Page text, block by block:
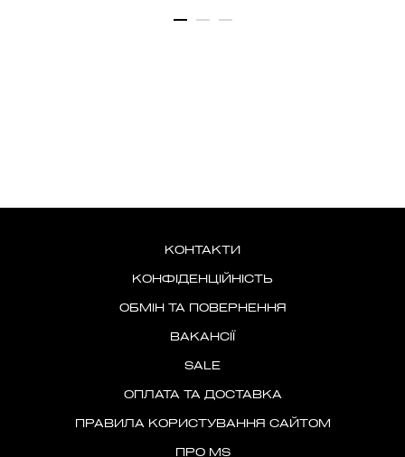
КОНТАКТИ
КОНФІДЕНЦІЙНІСТЬ
ОБМІН ТА ПОВЕРНЕННЯ
ВАКАНСІЇ
SALE
ОПЛАТА ТА ДОСТАВКА
ПРАВИЛА КОРИСТУВАННЯ САЙТОМ
ПРО MS